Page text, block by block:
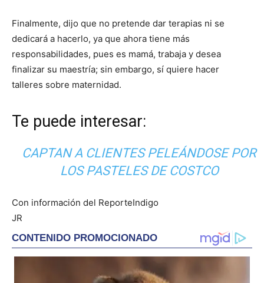
Finalmente, dijo que no pretende dar terapias ni se
dedicará a hacerlo, ya que ahora tiene más
responsabilidades, pues es mamá, trabaja y desea
finalizar su maestría; sin embargo, sí quiere hacer
talleres sobre maternidad.
Te puede interesar:
CAPTAN A CLIENTES PELEÁNDOSE POR
LOS PASTELES DE COSTCO
Con información del ReporteIndigo
JR